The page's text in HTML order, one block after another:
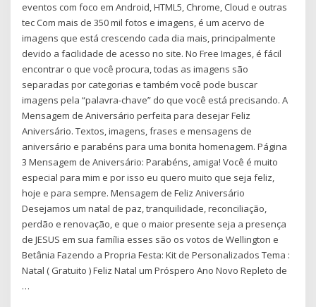
eventos com foco em Android, HTML5, Chrome, Cloud e outras
tec Com mais de 350 mil fotos e imagens, é um acervo de
imagens que está crescendo cada dia mais, principalmente
devido a facilidade de acesso no site. No Free Images, é fácil
encontrar o que você procura, todas as imagens são
separadas por categorias e também você pode buscar
imagens pela “palavra-chave” do que você está precisando. A
Mensagem de Aniversário perfeita para desejar Feliz
Aniversário. Textos, imagens, frases e mensagens de
aniversário e parabéns para uma bonita homenagem. Página
3 Mensagem de Aniversário: Parabéns, amiga! Você é muito
especial para mim e por isso eu quero muito que seja feliz,
hoje e para sempre. Mensagem de Feliz Aniversário
Desejamos um natal de paz, tranquilidade, reconciliação,
perdão e renovação, e que o maior presente seja a presença
de JESUS em sua família esses são os votos de Wellington e
Betânia Fazendo a Propria Festa: Kit de Personalizados Tema :
Natal ( Gratuito ) Feliz Natal um Próspero Ano Novo Repleto de
…